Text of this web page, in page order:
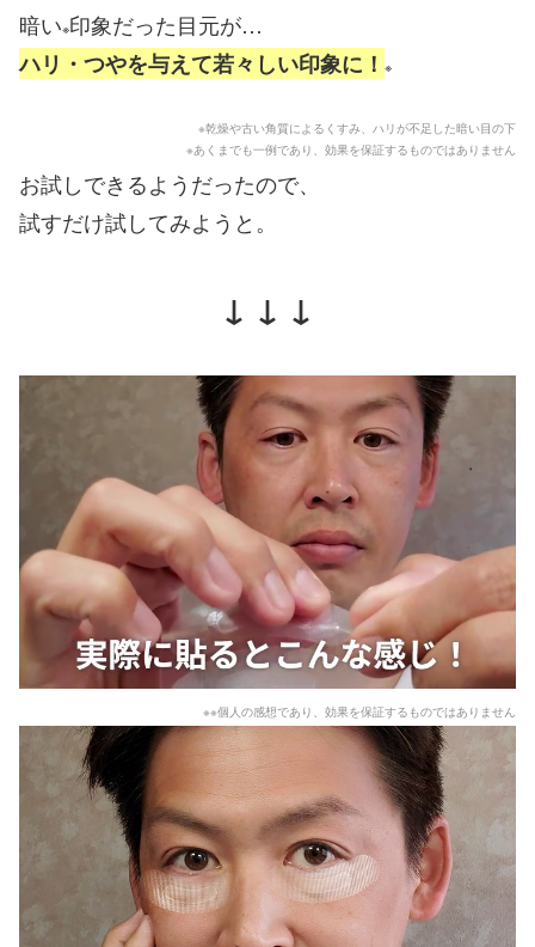
暗い※印象だった目元が…
ハリ・つやを与えて若々しい印象に！ ※
※乾燥や古い角質によるくすみ、ハリが不足した暗い目の下
※あくまでも一例であり、効果を保証するものではありません
お試しできるようだったので、
試すだけ試してみようと。
↓ ↓ ↓
※※個人の感想であり、効果を保証するものではありません